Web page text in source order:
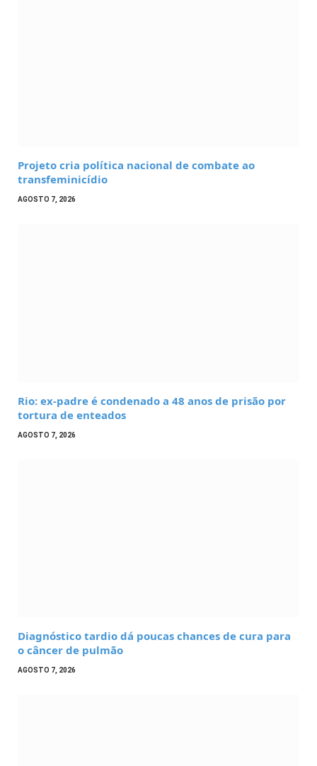
Projeto cria política nacional de combate ao
transfeminicídio
AGOSTO 7, 2026
Rio: ex-padre é condenado a 48 anos de prisão por
tortura de enteados
AGOSTO 7, 2026
Diagnóstico tardio dá poucas chances de cura para
o câncer de pulmão
AGOSTO 7, 2026